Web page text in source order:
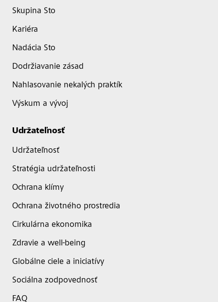
Skupina Sto
Kariéra
Nadácia Sto
Dodržiavanie zásad
Nahlasovanie nekalých praktík
Výskum a vývoj
Udržateľnosť
Udržateľnosť
Stratégia udržateľnosti
Ochrana klímy
Ochrana životného prostredia
Cirkulárna ekonomika
Zdravie a well-being
Globálne ciele a iniciatívy
Sociálna zodpovednosť
FAQ